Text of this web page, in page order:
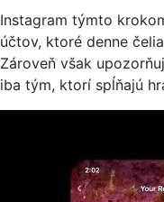
Instagram týmto
účtov, ktoré denne čelia
Zároveň však
iba tým, ktorí spĺňajú